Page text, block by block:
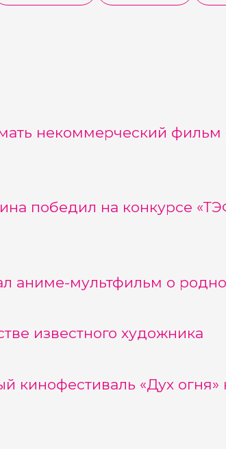
некоммерческий фильм
победил на конкурсе
аниме-мультфильм о
известного художника
кинофестиваль «Дух огня»